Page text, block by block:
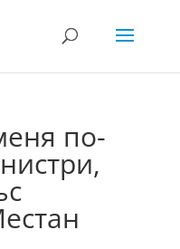
по-